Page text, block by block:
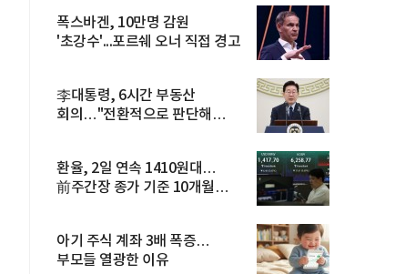
폭스바겐, 10만명 감원
'초강수'...포르쉐 오너 직접 경고
李대통령, 6시간 부동산
회의…"전환적으로 판단해
환율, 2일 연속 1410원대…
前주간장 종가 기준 10개월
아기 주식 계좌 3배 폭증…
부모들 열광한 이유